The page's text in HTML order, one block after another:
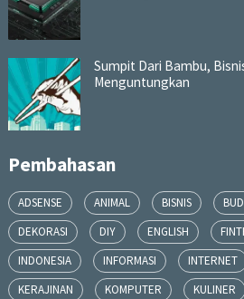
Sumpit Dari Bambu,
Menguntungkan
Pembahasan
ADSENSE ANIMAL BISNIS
DEKORASI
DIY ENGLISH
INDONESIA
INFORMASI INTERNET
KERAJINAN
KOMPUTER KULINER